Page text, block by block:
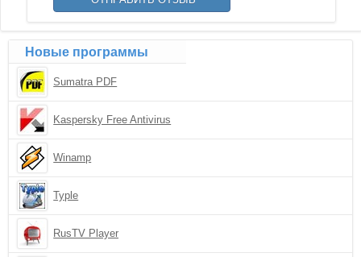
Новые программы
Sumatra PDF
Kaspersky Free Antivirus
Winamp
Typle
RusTV Player